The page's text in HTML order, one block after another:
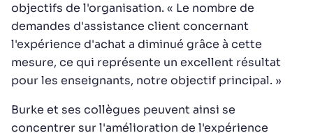
objectifs de l'organisation. « Le nombre de
demandes d'assistance client concernant
l'expérience d'achat a diminué grâce à cette
mesure, ce qui représente un excellent résultat
pour les enseignants, notre objectif principal. »
Burke et ses collègues peuvent ainsi se
concentrer sur l'amélioration de l'expérience